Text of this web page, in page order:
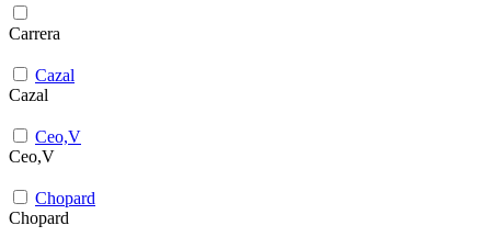
Carrera
Cazal
Cazal
Ceo,V
Ceo,V
Chopard
Chopard